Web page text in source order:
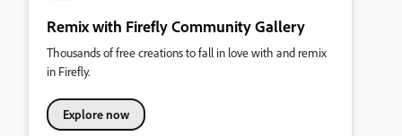
Remix with Firefly Community Gallery
Thousands of free creations to fall in love with and remix
in Firefly.
Explore now